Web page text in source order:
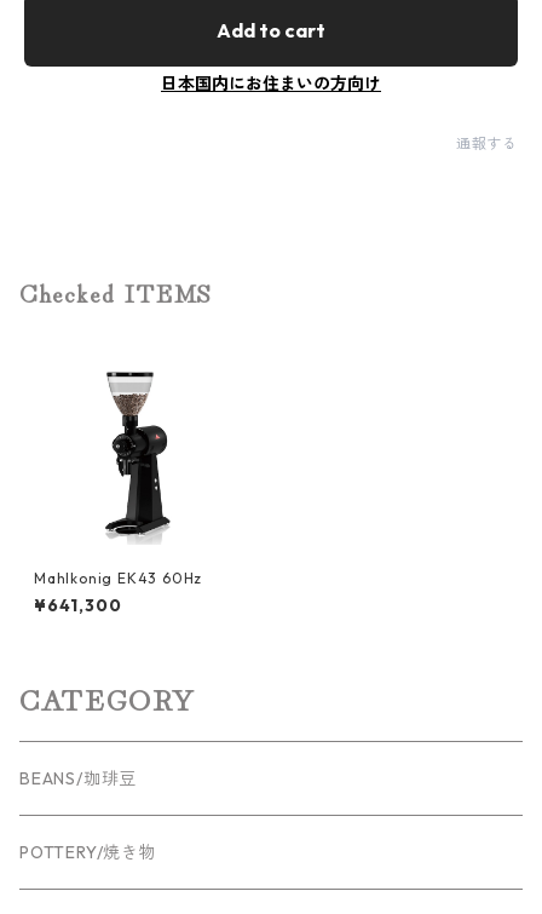
Add to cart
日本国内にお住まいの方向け
通報する
Checked ITEMS
Mahlkonig EK43 60Hz
¥641,300
CATEGORY
BEANS/珈琲豆
POTTERY/焼き物